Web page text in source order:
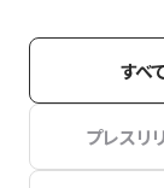
すべ
プレスリ